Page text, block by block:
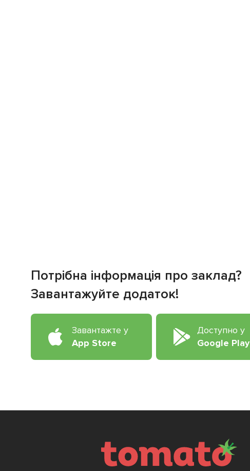
Потрібна інформація про заклад?
Завантажуйте додаток!
Завантажте у
App Store
Доступно у
Google Play